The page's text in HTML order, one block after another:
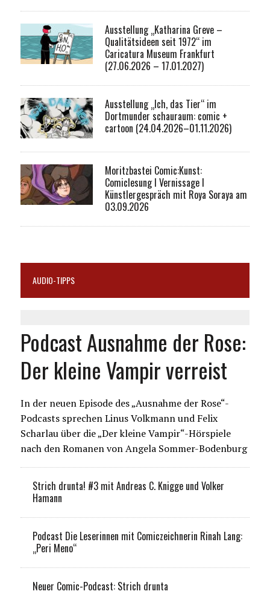
Ausstellung „Katharina Greve –
Qualitätsideen seit 1972“ im
Caricatura Museum Frankfurt
(27.06.2026 – 17.01.2027)
Ausstellung „Ich, das Tier“ im
Dortmunder schauraum: comic +
cartoon (24.04.2026–01.11.2026)
Moritzbastei Comic:Kunst:
Comiclesung I Vernissage I
Künstlergespräch mit Roya Soraya am
03.09.2026
AUDIO-TIPPS
Podcast Ausnahme der Rose:
Der kleine Vampir verreist
In der neuen Episode des „Ausnahme der Rose“-
Podcasts sprechen Linus Volkmann und Felix
Scharlau über die „Der kleine Vampir“-Hörspiele
nach den Romanen von Angela Sommer-Bodenburg
Strich drunta! #3 mit Andreas C. Knigge und Volker
Hamann
Podcast Die Leserinnen mit Comiczeichnerin Rinah Lang:
„Peri Meno“
Neuer Comic-Podcast: Strich drunta